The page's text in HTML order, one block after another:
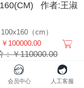
作者:王淑
（cm）
100000.00
：￥110000.00
》系列
会员中心 人工客服